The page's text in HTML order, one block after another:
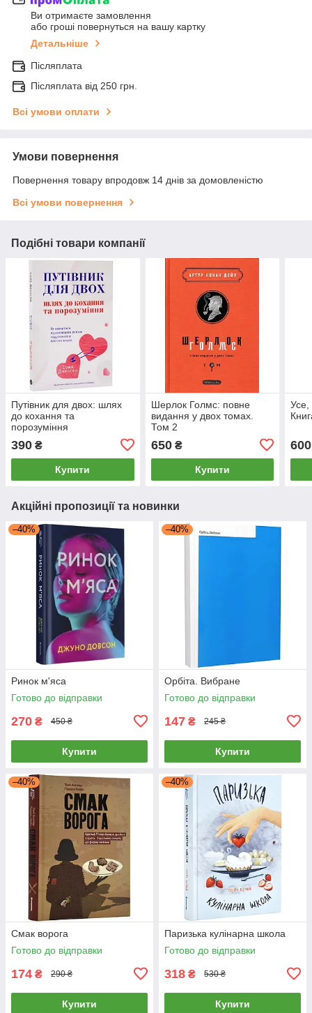
Ви отримаєте замовлення
або гроші повернуться на вашу картку
Детальніше
Післяплата
Післяплата від 250 грн.
Всі умови оплати
Умови повернення
Повернення товару впродовж 14 днів за домовленістю
Всі умови повернення
Подібні товари компанії
Путівник для двох: шлях
до кохання та
порозуміння
390 ₴
Купити
Шерлок Голмс: повне
видання у двох томах.
Том 2
650₴
Купити
Усе,
600
Акційні пропозиції та новинки
–40%
Ринок м'яса
Готово до відправки
270 ₴ 450 ₴
Купити
–40%
Орбіта. Вибране
Готово до відправки
147 ₴ 245 ₴
Купити
–40%
Смак ворога
Готово до відправки
174 ₴ 290 ₴
Купити
–40%
Паризька кулінарна школа
Готово до відправки
318 ₴ 530 ₴
Купити